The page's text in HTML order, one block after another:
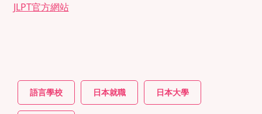
JLPT官方網站
語言學校 日本就職 日本大學